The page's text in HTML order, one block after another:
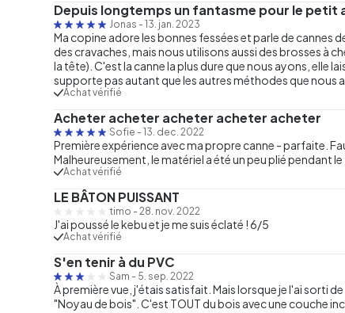
Depuis longtemps un fantasme pour le petit
Jonas - 13. jan. 2023
Ma copine adore les bonnes fessées et parle de
des cravaches, mais nous utilisons aussi des brosses à
la tête). C'est la canne la plus dure que nous ayons, elle
supporte pas autant que les autres méthodes que nous
Achat vérifié
Acheter acheter acheter acheter acheter
Sofie - 13. dec. 2022
Première expérience avec ma propre canne - parfaite.
Malheureusement, le matériel a été un peu plié pendant
Achat vérifié
LE BÂTON PUISSANT
timo - 28. nov. 2022
J'ai poussé le kebu et je me suis éclaté ! 6/5
Achat vérifié
S'en tenir à du PVC
Sam - 5. sep. 2022
À première vue, j'étais satisfait. Mais lorsque je l'ai sorti
"Noyau de bois". C'est TOUT du bois avec une couche